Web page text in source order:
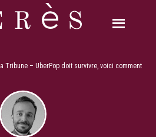
Tribune – UberPop doit survivre, voici comment